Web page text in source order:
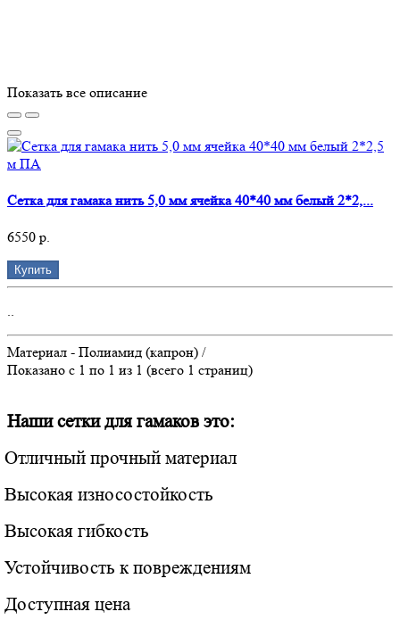
Показать все описание
Сетка для гамака нить 5,0 мм ячейка 40*40 мм белый 2*2,...
6550 р.
Купить
..
Материал - Полиамид (капрон) /
Показано с 1 по 1 из 1 (всего 1 страниц)
Наши сетки для гамаков это:
Отличный прочный материал
Высокая износостойкость
Высокая гибкость
Устойчивость к повреждениям
Доступная цена